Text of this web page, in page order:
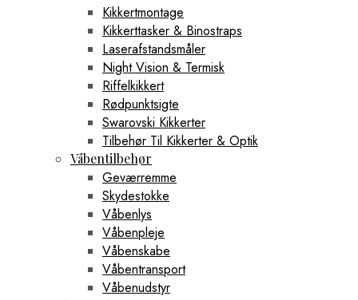
Kikkertmontage
Kikkerttasker & Binostraps
Laserafstandsmåler
Night Vision & Termisk
Riffelkikkert
Rødpunktsigte
Swarovski Kikkerter
Tilbehør Til Kikkerter & Optik
Våbentilbehør
Geværremme
Skydestokke
Våbenlys
Våbenpleje
Våbenskabe
Våbentransport
Våbenudstyr